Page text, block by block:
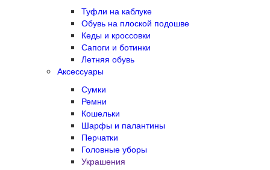
Туфли на каблуке
Обувь на плоской подошве
Кеды и кроссовки
Сапоги и ботинки
Летняя обувь
Аксессуары
Сумки
Ремни
Кошельки
Шарфы и палантины
Перчатки
Головные уборы
Украшения